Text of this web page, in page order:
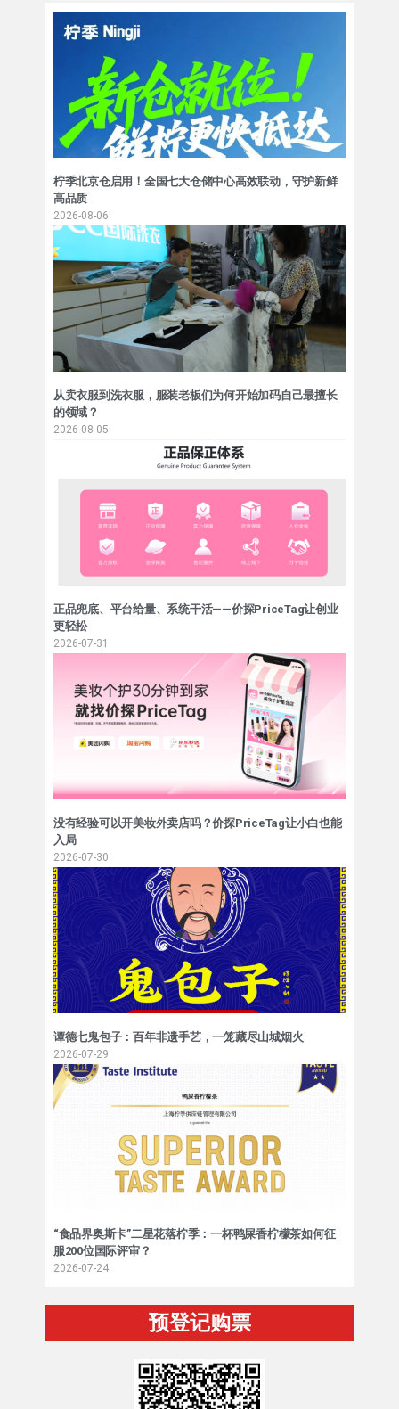
柠季北京仓启用！全国七大仓储中心高效联动，守护新鲜
高品质
2026-08-06
从卖衣服到洗衣服，服装老板们为何开始加码自己最擅长
的领域？
2026-08-05
正品兜底、平台给量、系统干活——价探PriceTag让创业
更轻松
2026-07-31
没有经验可以开美妆外卖店吗？价探PriceTag让小白也能
入局
2026-07-30
谭德七鬼包子：百年非遗手艺，一笼藏尽山城烟火
2026-07-29
“食品界奥斯卡”二星花落柠季：一杯鸭屎香柠檬茶如何征
服200位国际评审？
2026-07-24
预登记购票